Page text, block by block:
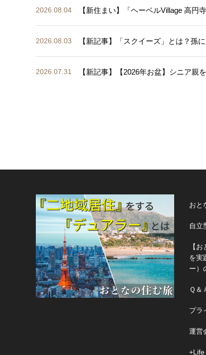
2026.08.04 【新住まい】「ヘーベルVillage 高円寺
2026.08.03 【新記事】「スクイーズ」とは？孫
2026.07.31 【新記事】【2026年お盆】シニア親
おと
自立
【
を実
ー）
Ｑ＆
プラ
運営
+Life